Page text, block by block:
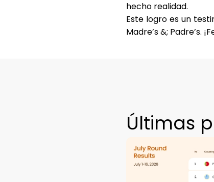
hecho realidad.
Este logro es un
Madre’s &; Padre’s.
Últimas